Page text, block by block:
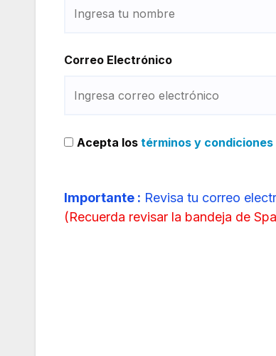
Correo Electrónico
Acepta los términos y condiciones
Importante : Revisa tu correo
(Recuerda revisar la bandeja de